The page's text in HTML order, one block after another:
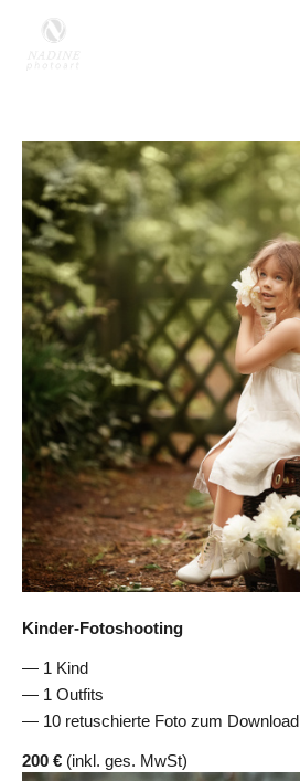
Kinder-Fotoshooting
1 Kind
1 Outfits
10 retuschierte Foto zum Download
200 € (inkl. ges. MwSt)